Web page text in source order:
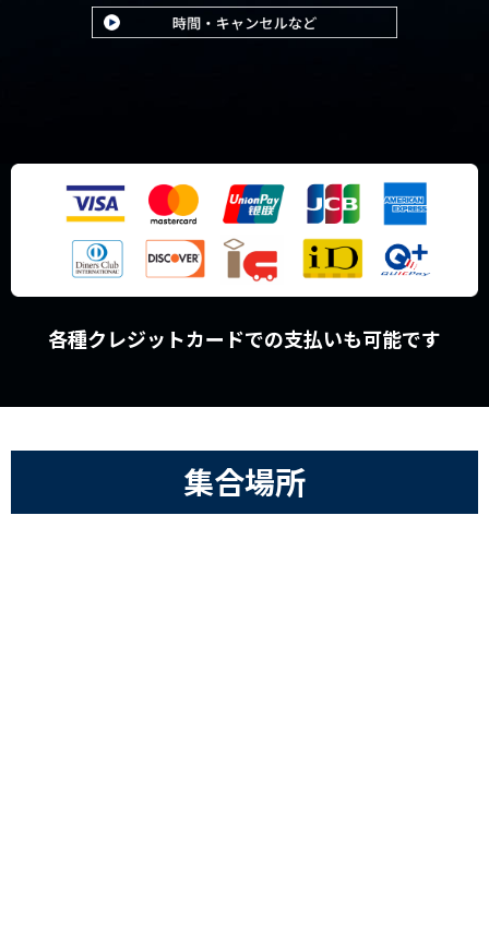
各種クレジットカードでの支払いも可能です
集合場所